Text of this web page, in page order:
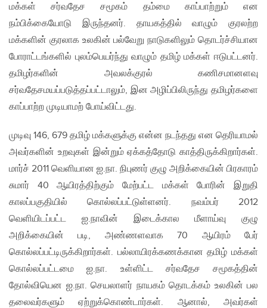
மக்கள் சர்வதேச சமூகம் தம்மை காப்பாற்றும் என
நம்பிக்கையோடு இருந்தனர். தாயகத்தில் வாழும் குரலற்ற
மக்களின் குரலாக உலகின் பல்வேறு நாடுகளிலும் தொடர்ச்சியான
போராட்டங்களில் புலம்பெயர்ந்து வாழும் தமிழ் மக்கள் ஈடுபட்டனர்.
தமிழர்களின் அவலக்குரல் கணிசமானளவு
சர்வதேசமயப்படுத்தப்பட்டாலும், இன அழிப்பிலிருந்து தமிழர்களை
காப்பாற்ற முடியாமற் போய்விட்டது.
முடிவு 146, 679 தமிழ் மக்களுக்கு என்ன நடந்தது என தெரியாமல்
அவர்களின் உறவுகள் இன்றும் ஏக்கத்தோடு காத்திருக்கிறார்கள்.
மார்ச் 2011 வெளியான ஐ.நா. நிபுணர் குழு அறிக்கையின் பிரகாரம்
சுமார் 40 ஆயிரத்திற்கும் மேற்பட்ட மக்கள் போரின் இறுதி
காலப்பகுதியில் கொல்லப்பட்டுள்ளனர். நவம்பர் 2012
வெளியிடப்பட்ட ஐ.நாவின் இடைக்கால மீளாய்வு குழு
அறிக்கையின் படி, அண்ணளவாக 70 ஆயிரம் பேர்
கொல்லப்பட்டிருக்கிறார்கள். பல்லாயிரக்கணக்கான தமிழ் மக்கள்
கொல்லப்பட்டமை ஐ.நா. உள்ளிட்ட சர்வதேச சமூகத்தின்
தோல்வியென ஐ.நா. செயலாளர் நாயகம் தொடக்கம் உலகின் பல
தலைவர்களும் ஏற்றுக்கொண்டார்கள். ஆனால், அவர்கள்